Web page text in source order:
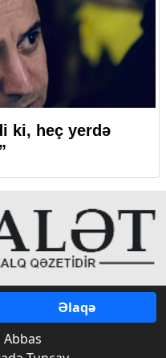
ki, heç yerdə
Əlaqə
Abbas